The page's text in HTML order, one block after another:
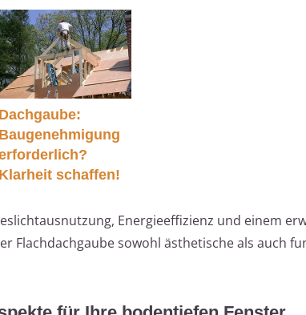
Dachgaube:
Baugenehmigung
Klarheit schaffen!
Energieeffizienz und einem
Flachdachgaube sowohl ästhetische als auch